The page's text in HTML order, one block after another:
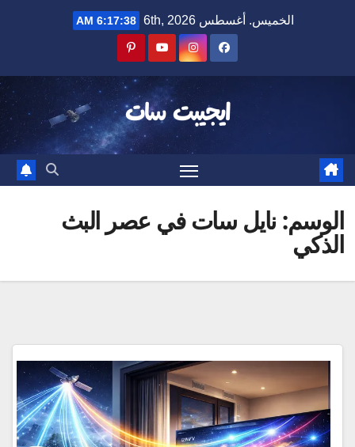
الخميس. أغسطس 6th, 2026 6:17:38 AM
ايجيبت سات
الوسم:نايل سات في عصر البث
الذكي